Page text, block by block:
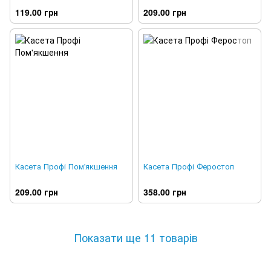
119.00 грн 209.00 грн
Касета Профі Пом'якшення
209.00 грн
Касета Профі Феростоп
358.00 грн
Показати ще 11 товарів